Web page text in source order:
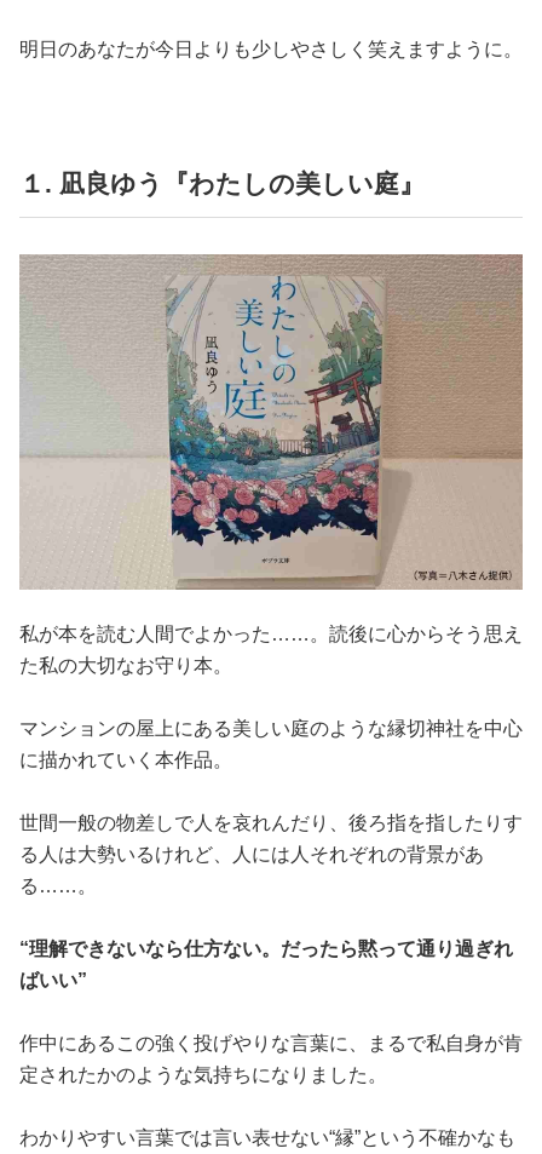
明日のあなたが今日よりも少しやさしく笑えますように。
１. 凪良ゆう『わたしの美しい庭』
私が本を読む人間でよかった……。読後に心からそう思え
た私の大切なお守り本。
マンションの屋上にある美しい庭のような縁切神社を中心
に描かれていく本作品。
世間一般の物差しで人を哀れんだり、後ろ指を指したりす
る人は大勢いるけれど、人には人それぞれの背景があ
る……。
“理解できないなら仕方ない。だったら黙って通り過ぎれ
ばいい”
作中にあるこの強く投げやりな言葉に、まるで私自身が肯
定されたかのような気持ちになりました。
わかりやすい言葉では言い表せない“縁”という不確かなも